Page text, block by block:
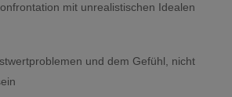
mit unrealistischen Idealen
und dem Gefühl, nicht